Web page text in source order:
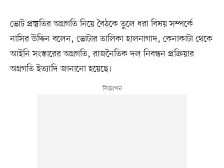
ভোট প্রস্তুতির অগ্রগতি নিয়ে বৈঠকে তুলে ধরা বিষয় সম্পর্কে
নাসির উদ্দিন বলেন, ভোটার তালিকা হালনাগাদ, কেনাকাটা থেকে
আইনি সংস্কারের অগ্রগতি, রাজনৈতিক দল নিবন্ধন প্রক্রিয়ার
অগ্রগতি ইত্যাদি জানানো হয়েছে।